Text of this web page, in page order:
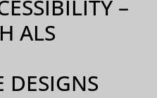
–
ALS
DESIGNS